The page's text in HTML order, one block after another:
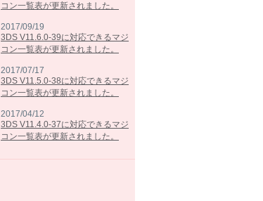
コン一覧表が更新されました。
2017/09/19
3DS V11.6.0-39に対応できるマジ
コン一覧表が更新されました。
2017/07/17
3DS V11.5.0-38に対応できるマジ
コン一覧表が更新されました。
2017/04/12
3DS V11.4.0-37に対応できるマジ
コン一覧表が更新されました。